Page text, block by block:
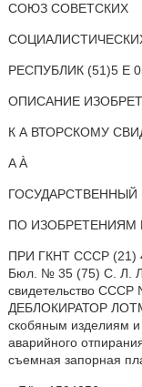
СОЮЗ СОВЕТСКИХ
РЕСПУБЛИК (51)5 Е
ОПИСАНИЕ
К А ВТОРСКОМУ
A À
ГОСУДАРСТВЕННЫЙ
ПО ИЗОБРЕТЕНИЯМ
ПРИ ГКНТ СССР (21)
Бюл. № 35 (75) С. Л.
свидетельство
ДЕБЛОКИРАТОР
скобяным изделиям и
аварийного
съемная запорная